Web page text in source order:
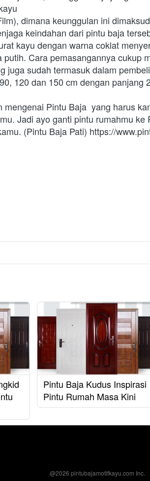
keindahan dari pintu baja
kayu dengan warna coklat
Cara pemasangannya cukup
juga sudah termasuk dalam
120 dan 150 cm dengan panjang
mengenai Pintu Baja  yang harus
Jadi ayo ganti pintu rumahmu ke
(Pintu Baja Pati) https://
Pintu Baja Kudus Inspirasi
Pintu Rumah Masa Kini
@2026 pintubajamotifkayu.com Inc.